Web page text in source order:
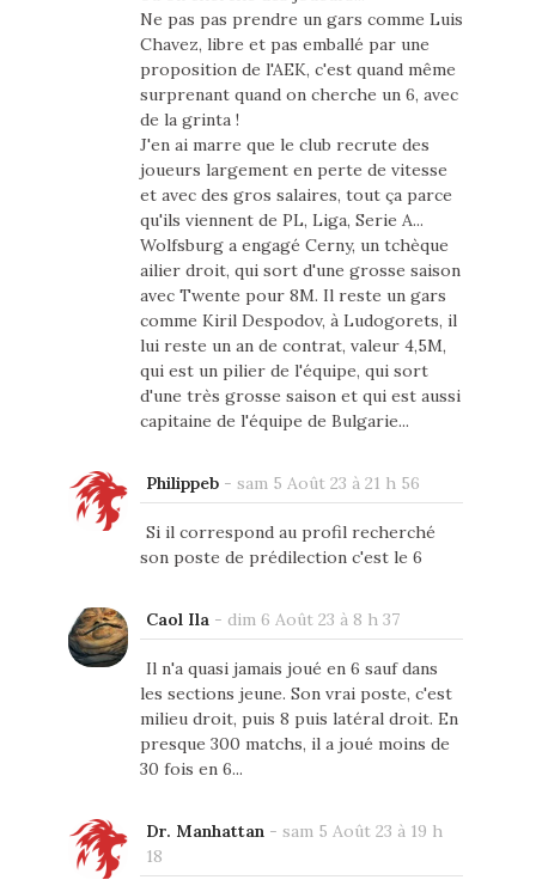
Ne pas pas prendre un gars comme Luis
Chavez, libre et pas emballé par une
proposition de l'AEK, c'est quand même
surprenant quand on cherche un 6, avec
de la grinta !
J'en ai marre que le club recrute des
joueurs largement en perte de vitesse
et avec des gros salaires, tout ça parce
qu'ils viennent de PL, Liga, Serie A...
Wolfsburg a engagé Cerny, un tchèque
ailier droit, qui sort d'une grosse saison
avec Twente pour 8M. Il reste un gars
comme Kiril Despodov, à Ludogorets, il
lui reste un an de contrat, valeur 4,5M,
qui est un pilier de l'équipe, qui sort
d'une très grosse saison et qui est aussi
capitaine de l'équipe de Bulgarie...
Philippeb- sam 5 Août 23 à 21 h 56
Si il correspond au profil recherché
son poste de prédilection c'est le 6
Caol Ila - dim 6 Août 23 à 8 h 37
Il n'a quasi jamais joué en 6 sauf dans
les sections jeune. Son vrai poste, c'est
milieu droit, puis 8 puis latéral droit. En
presque 300 matchs, il a joué moins de
30 fois en 6...
Dr. Manhattan - sam 5 Août 23 à 19 h
18